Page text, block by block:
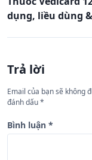
h
ư
n
b
à
i
dụng, liều dùng
Trả lời
Email của bạn sẽ không
đánh dấu*
Bình luận *